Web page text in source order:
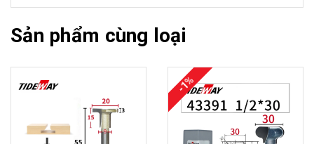
Sản phẩm cùng loại
-1%